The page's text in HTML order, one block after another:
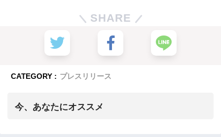
SHARE
CATEGORY : プレスリリース
今、あなたにオススメ